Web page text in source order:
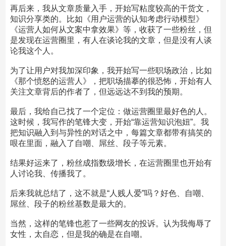
再后来，我从文章质量入手，开始写粘度较高的干货文，
知识分享类的。比如《用户运营的认知考虑行动模型》
《运营人如何从文案中拿效果》等，收获了一些粉丝，但
是发现在运营圈里，有人在谈论我的文章，但是没有人谈
论我这个人。
为了让用户对我加深印象，我开始写一些职场政治，比如
《那个愤怒的运营人》，把职场描摹的很恐怖，开始有人
关注文章背后的作者了，但远远达不到我的预期。
最后，我给自己找了一个定位：做运营圈里最好色的人。
这时候，我写作的笔锋大变，开始“靠运营知识泡妞”。我
把知识融入到与异性的对话之中，每篇文章都带有搞笑的
哏在里面，融入了自嘲、屌丝、段子等元素。
结果好运来了，粉丝成指数级增长，在运营圈里也开始有
人讨论我、传播我了。
后来我就总结了，这不就是“人贱人爱”吗？好色、自嘲、
屌丝、段子的粉丝基数是最大的。
当然，这样的笔锋也惹了一些网友的投诉。认为我侮辱了
女性，太自恋，但是我的确是在自嘲。